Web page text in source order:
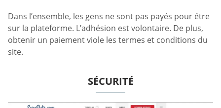
Dans l’ensemble, les gens ne sont pas payés pour être
sur la plateforme. L’adhésion est volontaire. De plus,
obtenir un paiement viole les termes et conditions du
site.
SÉCURITÉ